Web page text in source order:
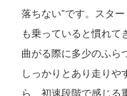
落ちない”です。スタ
も乗っていると慣れて
曲がる際に多少のふら
しっかりとあり走りや
ら、初速段階で感じる